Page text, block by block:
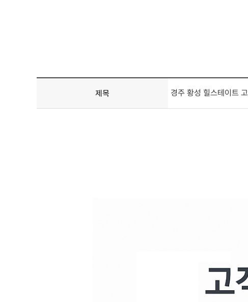
제목 경주 황성 힐스테이트